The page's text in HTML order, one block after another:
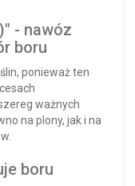
- nawóz
boru
ponieważ ten
ważnych
na plony, jak i na
boru